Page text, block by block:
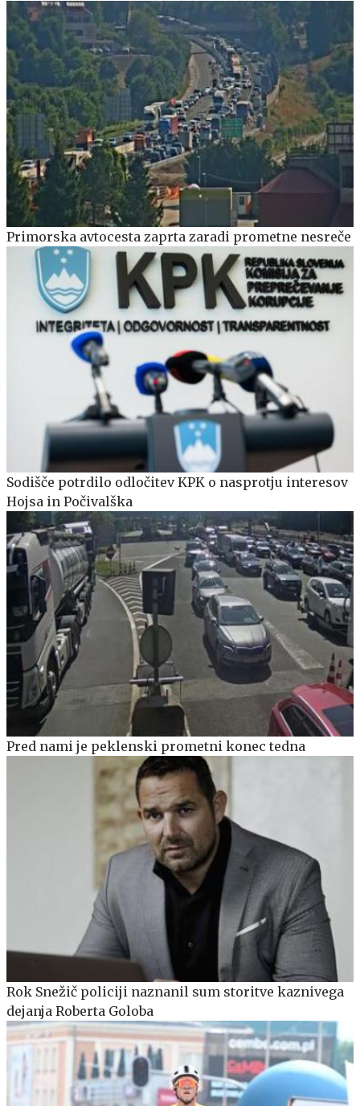
Primorska avtocesta zaprta zaradi prometne nesreče
Sodišče potrdilo odločitev KPK o nasprotju interesov
Hojsa in Počivalška
Pred nami je peklenski prometni konec tedna
Rok Snežič policiji naznanil sum storitve kaznivega
dejanja Roberta Goloba